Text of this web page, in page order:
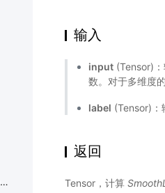
输入
input (Tensor)
数。对于多维度
label (Tensor)
返回
Tensor，计算